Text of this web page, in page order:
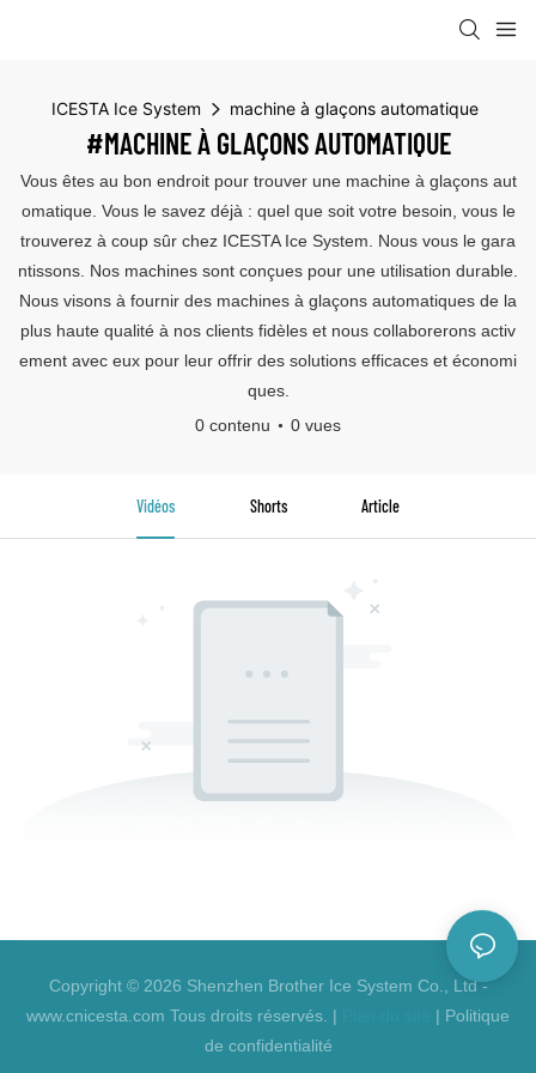
ICESTA Ice System machine à glaçons automatique
#MACHINE À GLAÇONS AUTOMATIQUE
Vous êtes au bon endroit pour trouver une machine à glaçons aut
omatique. Vous le savez déjà : quel que soit votre besoin, vous le
trouverez à coup sûr chez ICESTA Ice System. Nous vous le gara
ntissons. Nos machines sont conçues pour une utilisation durable.
Nous visons à fournir des machines à glaçons automatiques de la
plus haute qualité à nos clients fidèles et nous collaborerons activ
ement avec eux pour leur offrir des solutions efficaces et économi
ques.
0 contenu
0 vues
Vidéos Shorts Article
Copyright © 2026 Shenzhen Brother Ice System Co., Ltd -
www.cnicesta.com Tous droits réservés. |
| Politique
de confidentialité